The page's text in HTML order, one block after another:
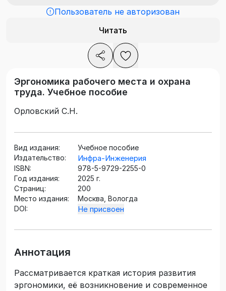
Пользователь не авторизован
Читать
Эргономика рабочего места и охрана
труда. Учебное пособие
Орловский С.Н.
Вид издания:
Учебное пособие
Издательство:
Инфра-Инженерия
ISBN:
978-5-9729-2255-0
Год издания:
2025 г.
Страниц:
200
Место издания:
Москва, Вологда
DOI:
Не присвоен
Аннотация
Рассматривается краткая история развития
эргономики, её возникновение и современное